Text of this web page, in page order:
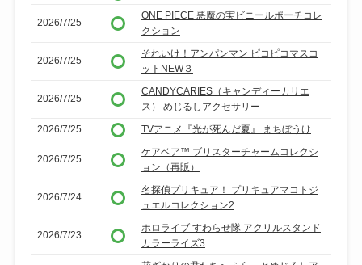
2026/7/25
ONE PIECE 悪魔の実ビニールポーチコレ
クション
2026/7/25
それいけ！アンパンマン ピコピコマスコ
ットNEW３
2026/7/25
CANDYCARIES（キャンディーカリエ
ス） めじるしアクセサリー
2026/7/25
TVアニメ『光が死んだ夏』 まちぼうけ
2026/7/25
ケアベア™ ブリスターチャームコレクシ
ョン（再販）
2026/7/24
名探偵プリキュア！ プリキュアマコトジ
ュエルコレクション2
2026/7/23
ホロライブ すわらせ隊 アクリルスタンド
カラーライズ3